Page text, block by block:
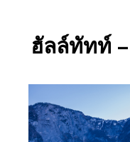
ฮัลล์ทัทท์